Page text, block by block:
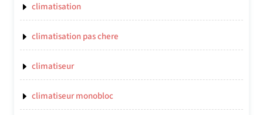
climatisation
climatisation pas chere
climatiseur
climatiseur monobloc